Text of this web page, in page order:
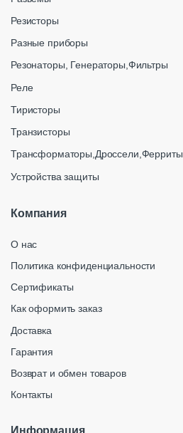
Резисторы
Разные приборы
Резонаторы, Генераторы,Фильтры
Реле
Тиристоры
Транзисторы
Трансформаторы,Дроссели,Ферриты
Устройства защиты
Компания
О нас
Политика конфиденциальности
Сертификаты
Как оформить заказ
Доставка
Гарантия
Возврат и обмен товаров
Контакты